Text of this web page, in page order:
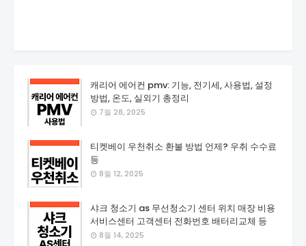
캐리어 에어컨 pmv: 기능, 전기세, 사용법, 설정
방법, 온도, 실외기 총정리
7월 28, 2025
티켓베이 우천취소 환불 방법 언제? 우취 수수료
등
8월 12, 2025
샤크 청소기 as 무선청소기 센터 위치 매장 비용
서비스센터 고객센터 전화번호 배터리교체 등
8월 14, 2025